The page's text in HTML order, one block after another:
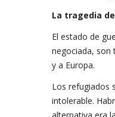
La tragedia
El estado de
negociada, son
y a Europa.
Los refugiados
intolerable.